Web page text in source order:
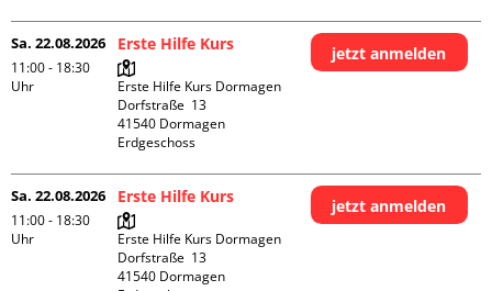
Sa. 22.08.2026
11:00 - 18:30
Uhr
Erste Hilfe Kurs
Erste Hilfe Kurs Dormagen
Dorfstraße  13
41540 Dormagen
Erdgeschoss
jetzt anmelden
Sa. 22.08.2026
11:00 - 18:30
Uhr
Erste Hilfe Kurs
Erste Hilfe Kurs Dormagen
Dorfstraße  13
41540 Dormagen
jetzt anmelden